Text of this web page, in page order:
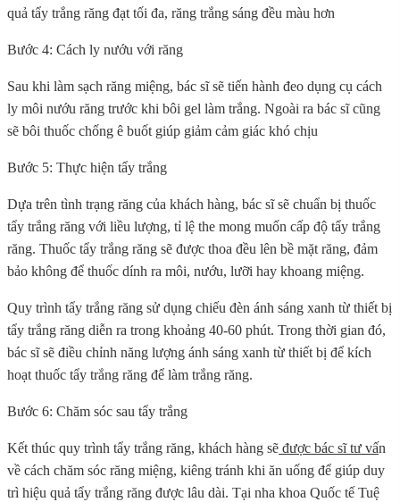
quả tẩy trắng răng đạt tối đa, răng trắng sáng đều màu hơn
Bước 4: Cách ly nướu với răng
Sau khi làm sạch răng miệng, bác sĩ sẽ tiến hành đeo dụng cụ cách
ly môi nướu răng trước khi bôi gel làm trắng. Ngoài ra bác sĩ cũng
sẽ bôi thuốc chống ê buốt giúp giảm cảm giác khó chịu
Bước 5: Thực hiện tẩy trắng
Dựa trên tình trạng răng của khách hàng, bác sĩ sẽ chuẩn bị thuốc
tẩy trắng răng với liều lượng, tỉ lệ the mong muốn cấp độ tẩy trắng
răng. Thuốc tẩy trắng răng sẽ được thoa đều lên bề mặt răng, đảm
bảo không để thuốc dính ra môi, nướu, lưỡi hay khoang miệng.
Quy trình tẩy trắng răng sử dụng chiếu đèn ánh sáng xanh từ thiết bị
tẩy trắng răng diễn ra trong khoảng 40-60 phút. Trong thời gian đó,
bác sĩ sẽ điều chỉnh năng lượng ánh sáng xanh từ thiết bị để kích
hoạt thuốc tẩy trắng răng để làm trắng răng.
Bước 6: Chăm sóc sau tẩy trắng
Kết thúc quy trình tẩy trắng răng, khách hàng sẽ được bác sĩ tư vấn
về cách chăm sóc răng miệng, kiêng tránh khi ăn uống để giúp duy
trì hiệu quả tẩy trắng răng được lâu dài. Tại nha khoa Quốc tế Tuệ